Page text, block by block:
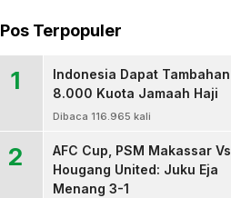
Pos Terpopuler
1
Indonesia Dapat Tambahan
8.000 Kuota Jamaah Haji
Dibaca 116.965 kali
2
AFC Cup, PSM Makassar Vs
Hougang United: Juku Eja
Menang 3-1